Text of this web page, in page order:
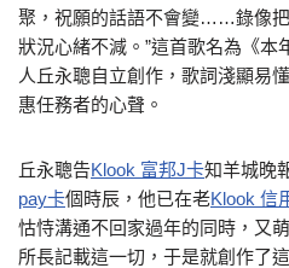
聚，祝願的話語不會變……錄像
狀況心緒不減。”這首歌名為《本
人丘永聰自立創作，歌詞淺顯易
惠任務者的心聲。
丘永聰告Klook 富邦J卡知羊城晚
pay卡個時辰，他已在老Klook 信
怙恃溝通不回家過年的同時，又
所長記載這一切，于是就創作了